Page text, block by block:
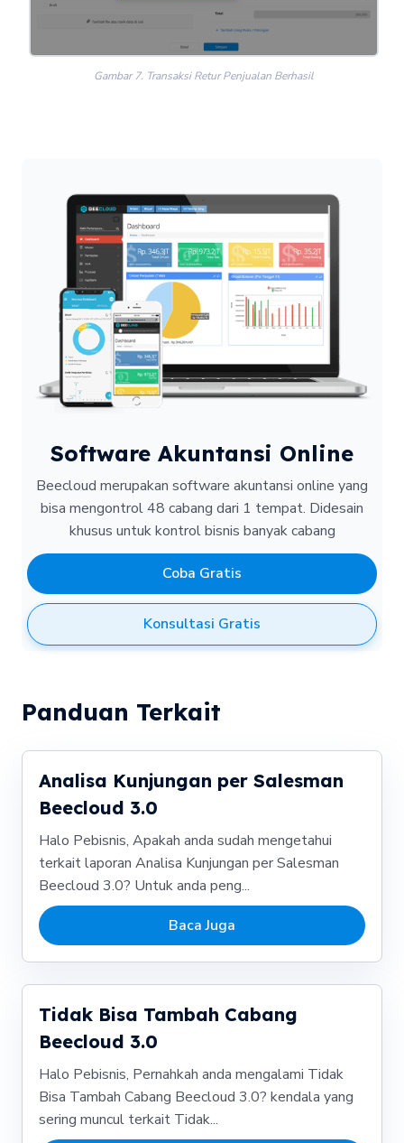
Gambar 7. Transaksi Retur Penjualan Berhasil
Software Akuntansi Online
Beecloud merupakan software akuntansi online yang
bisa mengontrol 48 cabang dari 1 tempat. Didesain
khusus untuk kontrol bisnis banyak cabang
Coba Gratis
Konsultasi Gratis
Panduan Terkait
Analisa Kunjungan per Salesman
Beecloud 3.0
Halo Pebisnis, Apakah anda sudah mengetahui
terkait laporan Analisa Kunjungan per Salesman
Beecloud 3.0? Untuk anda peng...
Baca Juga
Tidak Bisa Tambah Cabang
Beecloud 3.0
Halo Pebisnis, Pernahkah anda mengalami Tidak
Bisa Tambah Cabang Beecloud 3.0? kendala yang
sering muncul terkait Tidak...